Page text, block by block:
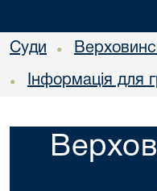
Суди •
• Інформація для